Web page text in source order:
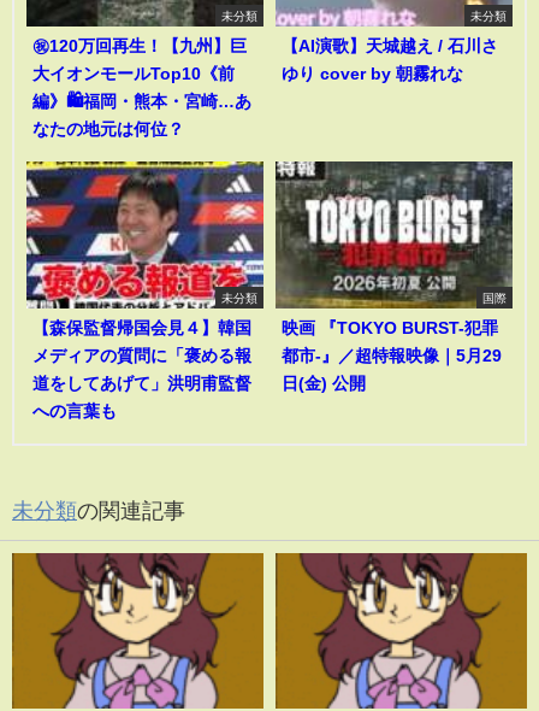
未分類
㊗️120万回再生！【九州】巨
大イオンモールTop10《前
編》🛍️福岡・熊本・宮崎…あ
なたの地元は何位？
未分類
【AI演歌】天城越え / 石川さ
ゆり cover by 朝霧れな
未分類
【森保監督帰国会見４】韓国
メディアの質問に「褒める報
道をしてあげて」洪明甫監督
への言葉も
国際
映画 『TOKYO BURST-犯罪
都市-』／超特報映像｜5月29
日(金) 公開
未分類の関連記事